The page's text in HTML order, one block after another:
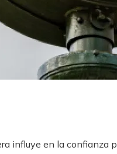
influye en la confianza